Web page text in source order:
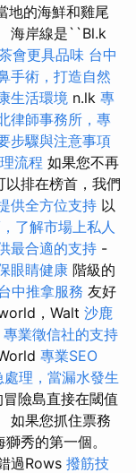
地的海鮮和雞尾
海岸線是``Bl.k
會更具品味 台中
手術，打造自然
生活環境 n.lk 專
律師事務所，專
步驟與注意事項
流程 如果您不再
以排在榜首，我們
供全方位支持 以
了解市場上私人
最合適的支持 -
眼睛健康 階級的
中推拿服務 友好
，Walt 沙鹿
業徵信社的支持
專業SEO
理，當漏水發生
險島直接在閾值
如果您抓住票務
秀的第一個。
過Rows 撥筋技